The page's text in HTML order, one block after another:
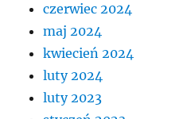
czerwiec 2024
maj 2024
kwiecień 2024
luty 2024
luty 2023